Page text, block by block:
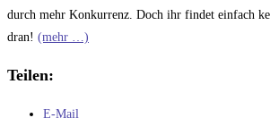
durch mehr Konkurrenz. Doch ihr findet einfach
dran! (mehr …)
Teilen:
E-Mail